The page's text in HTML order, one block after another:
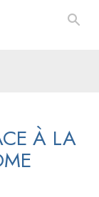
À LA